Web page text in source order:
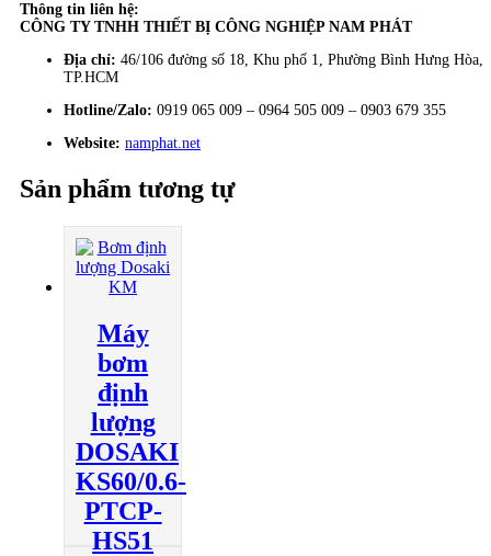
Thông tin liên hệ:
CÔNG TY TNHH THIẾT BỊ CÔNG NGHIỆP NAM PHÁT
Địa chỉ: 46/106 đường số 18, Khu phố 1, Phường Bình Hưng Hòa,
TP.HCM
Hotline/Zalo: 0919 065 009 – 0964 505 009 – 0903 679 355
Website: namphat.net
Sản phẩm tương tự
Máy
bơm
định
lượng
DOSAKI
KS60/0.6-
PTCP-
HS51